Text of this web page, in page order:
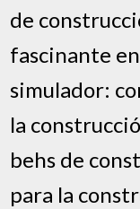
de
fascinante
simulador:
la
behs de
para la